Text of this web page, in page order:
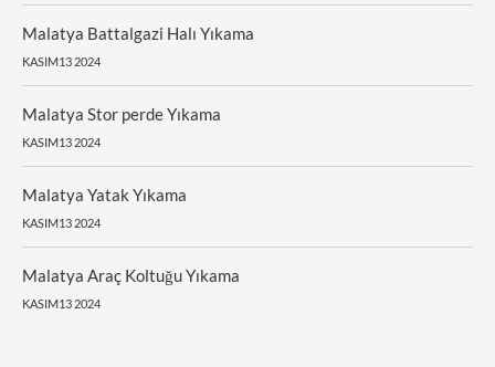
Malatya Battalgazi Halı Yıkama
KASIM13 2024
Malatya Stor perde Yıkama
KASIM13 2024
Malatya Yatak Yıkama
KASIM13 2024
Malatya Araç Koltuğu Yıkama
KASIM13 2024